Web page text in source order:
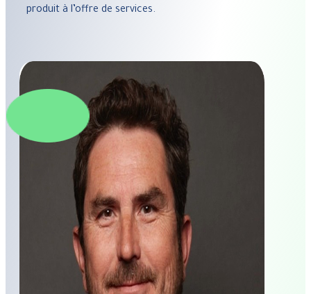
produit à l’offre de services.